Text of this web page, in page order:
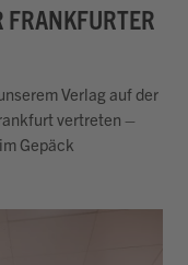
FRANKFURTER
Verlag auf der
vertreten –
Gepäck